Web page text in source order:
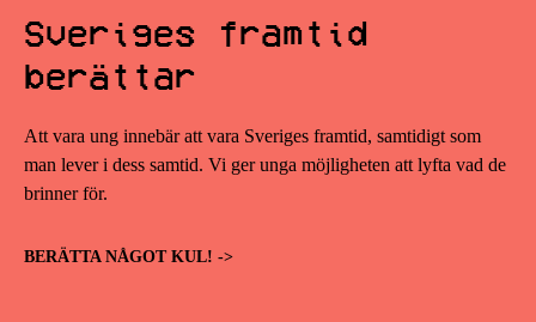
Sveriges framtid
berättar
Att vara ung innebär att vara Sveriges framtid, samtidigt som
man lever i dess samtid. Vi ger unga möjligheten att lyfta vad de
brinner för.
BERÄTTA NÅGOT KUL! ->